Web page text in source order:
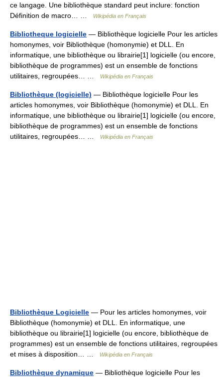
ce langage. Une bibliothèque standard peut inclure: fonction
Définition de macro… …
Wikipédia en Français
Bibliotheque logicielle — Bibliothèque logicielle Pour les articles
homonymes, voir Bibliothèque (homonymie) et DLL. En
informatique, une bibliothèque ou librairie[1] logicielle (ou encore,
bibliothèque de programmes) est un ensemble de fonctions
utilitaires, regroupées… …
Wikipédia en Français
Bibliothèque (logicielle) — Bibliothèque logicielle Pour les
articles homonymes, voir Bibliothèque (homonymie) et DLL. En
informatique, une bibliothèque ou librairie[1] logicielle (ou encore,
bibliothèque de programmes) est un ensemble de fonctions
utilitaires, regroupées… …
Wikipédia en Français
Bibliothèque Logicielle — Pour les articles homonymes, voir
Bibliothèque (homonymie) et DLL. En informatique, une
bibliothèque ou librairie[1] logicielle (ou encore, bibliothèque de
programmes) est un ensemble de fonctions utilitaires, regroupées
et mises à disposition… …
Wikipédia en Français
Bibliothèque dynamique — Bibliothèque logicielle Pour les